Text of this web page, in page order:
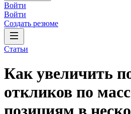
Войти
Войти
Создать резюме
Статьи
Как увеличить
откликов по